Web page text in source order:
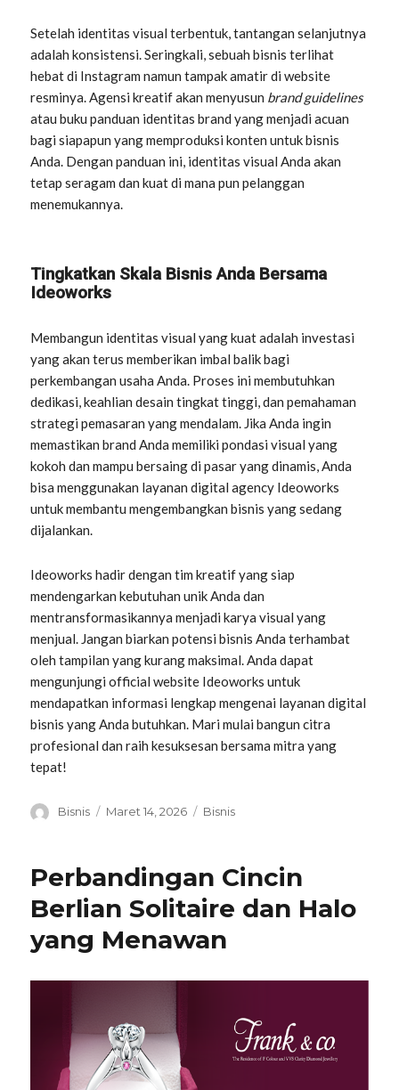
Setelah identitas visual terbentuk, tantangan selanjutnya
adalah konsistensi. Seringkali, sebuah bisnis terlihat
hebat di Instagram namun tampak amatir di website
resminya. Agensi kreatif akan menyusun brand guidelines
atau buku panduan identitas brand yang menjadi acuan
bagi siapapun yang memproduksi konten untuk bisnis
Anda. Dengan panduan ini, identitas visual Anda akan
tetap seragam dan kuat di mana pun pelanggan
menemukannya.
Tingkatkan Skala Bisnis Anda Bersama
Ideoworks
Membangun identitas visual yang kuat adalah investasi
yang akan terus memberikan imbal balik bagi
perkembangan usaha Anda. Proses ini membutuhkan
dedikasi, keahlian desain tingkat tinggi, dan pemahaman
strategi pemasaran yang mendalam. Jika Anda ingin
memastikan brand Anda memiliki pondasi visual yang
kokoh dan mampu bersaing di pasar yang dinamis, Anda
bisa menggunakan layanan digital agency Ideoworks
untuk membantu mengembangkan bisnis yang sedang
dijalankan.
Ideoworks hadir dengan tim kreatif yang siap
mendengarkan kebutuhan unik Anda dan
mentransformasikannya menjadi karya visual yang
menjual. Jangan biarkan potensi bisnis Anda terhambat
oleh tampilan yang kurang maksimal. Anda dapat
mengunjungi official website Ideoworks untuk
mendapatkan informasi lengkap mengenai layanan digital
bisnis yang Anda butuhkan. Mari mulai bangun citra
profesional dan raih kesuksesan bersama mitra yang
tepat!
Penulis
Bisnis
Diposkan
Maret 14, 2026 Kategori
Bisnis
Perbandingan Cincin
Berlian Solitaire dan Halo
yang Menawan